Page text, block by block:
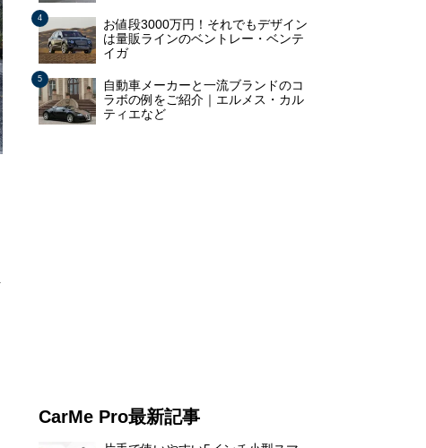
お値段3000万円！それでもデザイン
は量販ラインのベントレー・ベンテ
イガ
自動車メーカーと一流ブランドのコ
ラボの例をご紹介｜エルメス・カル
ティエなど
CarMe Pro最新記事